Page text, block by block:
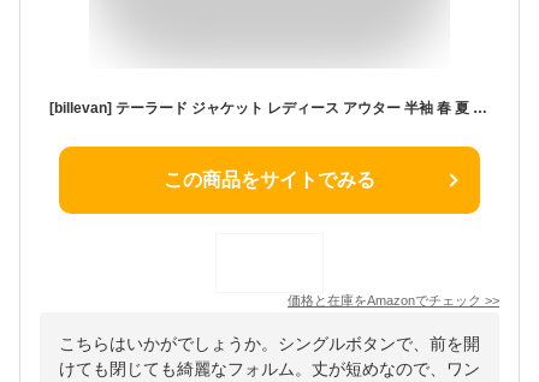
[billevan] テーラード ジャケット レディース アウター 半袖 春 夏 スーツ 上着 ビジネス 通勤 フォーマル カジュアル 大人 シンプル 上品 (JP, アルファベット, M, ベージュ)
この商品をサイトでみる
価格と在庫をAmazonでチェック >>
こちらはいかがでしょうか。シングルボタンで、前を開
けても閉じても綺麗なフォルム。丈が短めなので、ワン